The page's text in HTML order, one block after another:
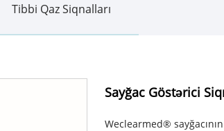
Tibbi Qaz Siqnalları
Sayğac Göstərici
Weclearmed®